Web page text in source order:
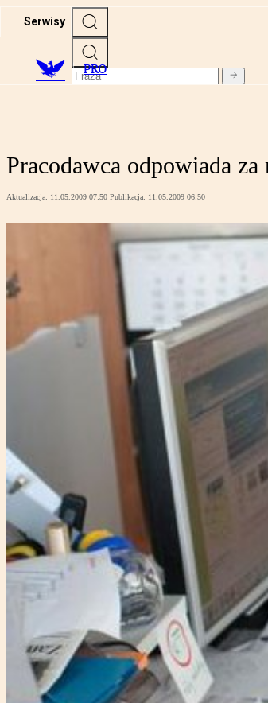
Serwisy
PRO
Pracodawca odpowiada
Aktualizacja: 11.05.2009 07:50 Publikacja: 11.05.2009 06:50